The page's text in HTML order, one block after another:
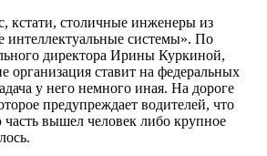
кстати, столичные инженеры из
системы». По
директора Ирины Куркиной,
организация ставит на федеральных
у него немного иная. На дороге
предупреждает водителей, что
вышел человек либо крупное